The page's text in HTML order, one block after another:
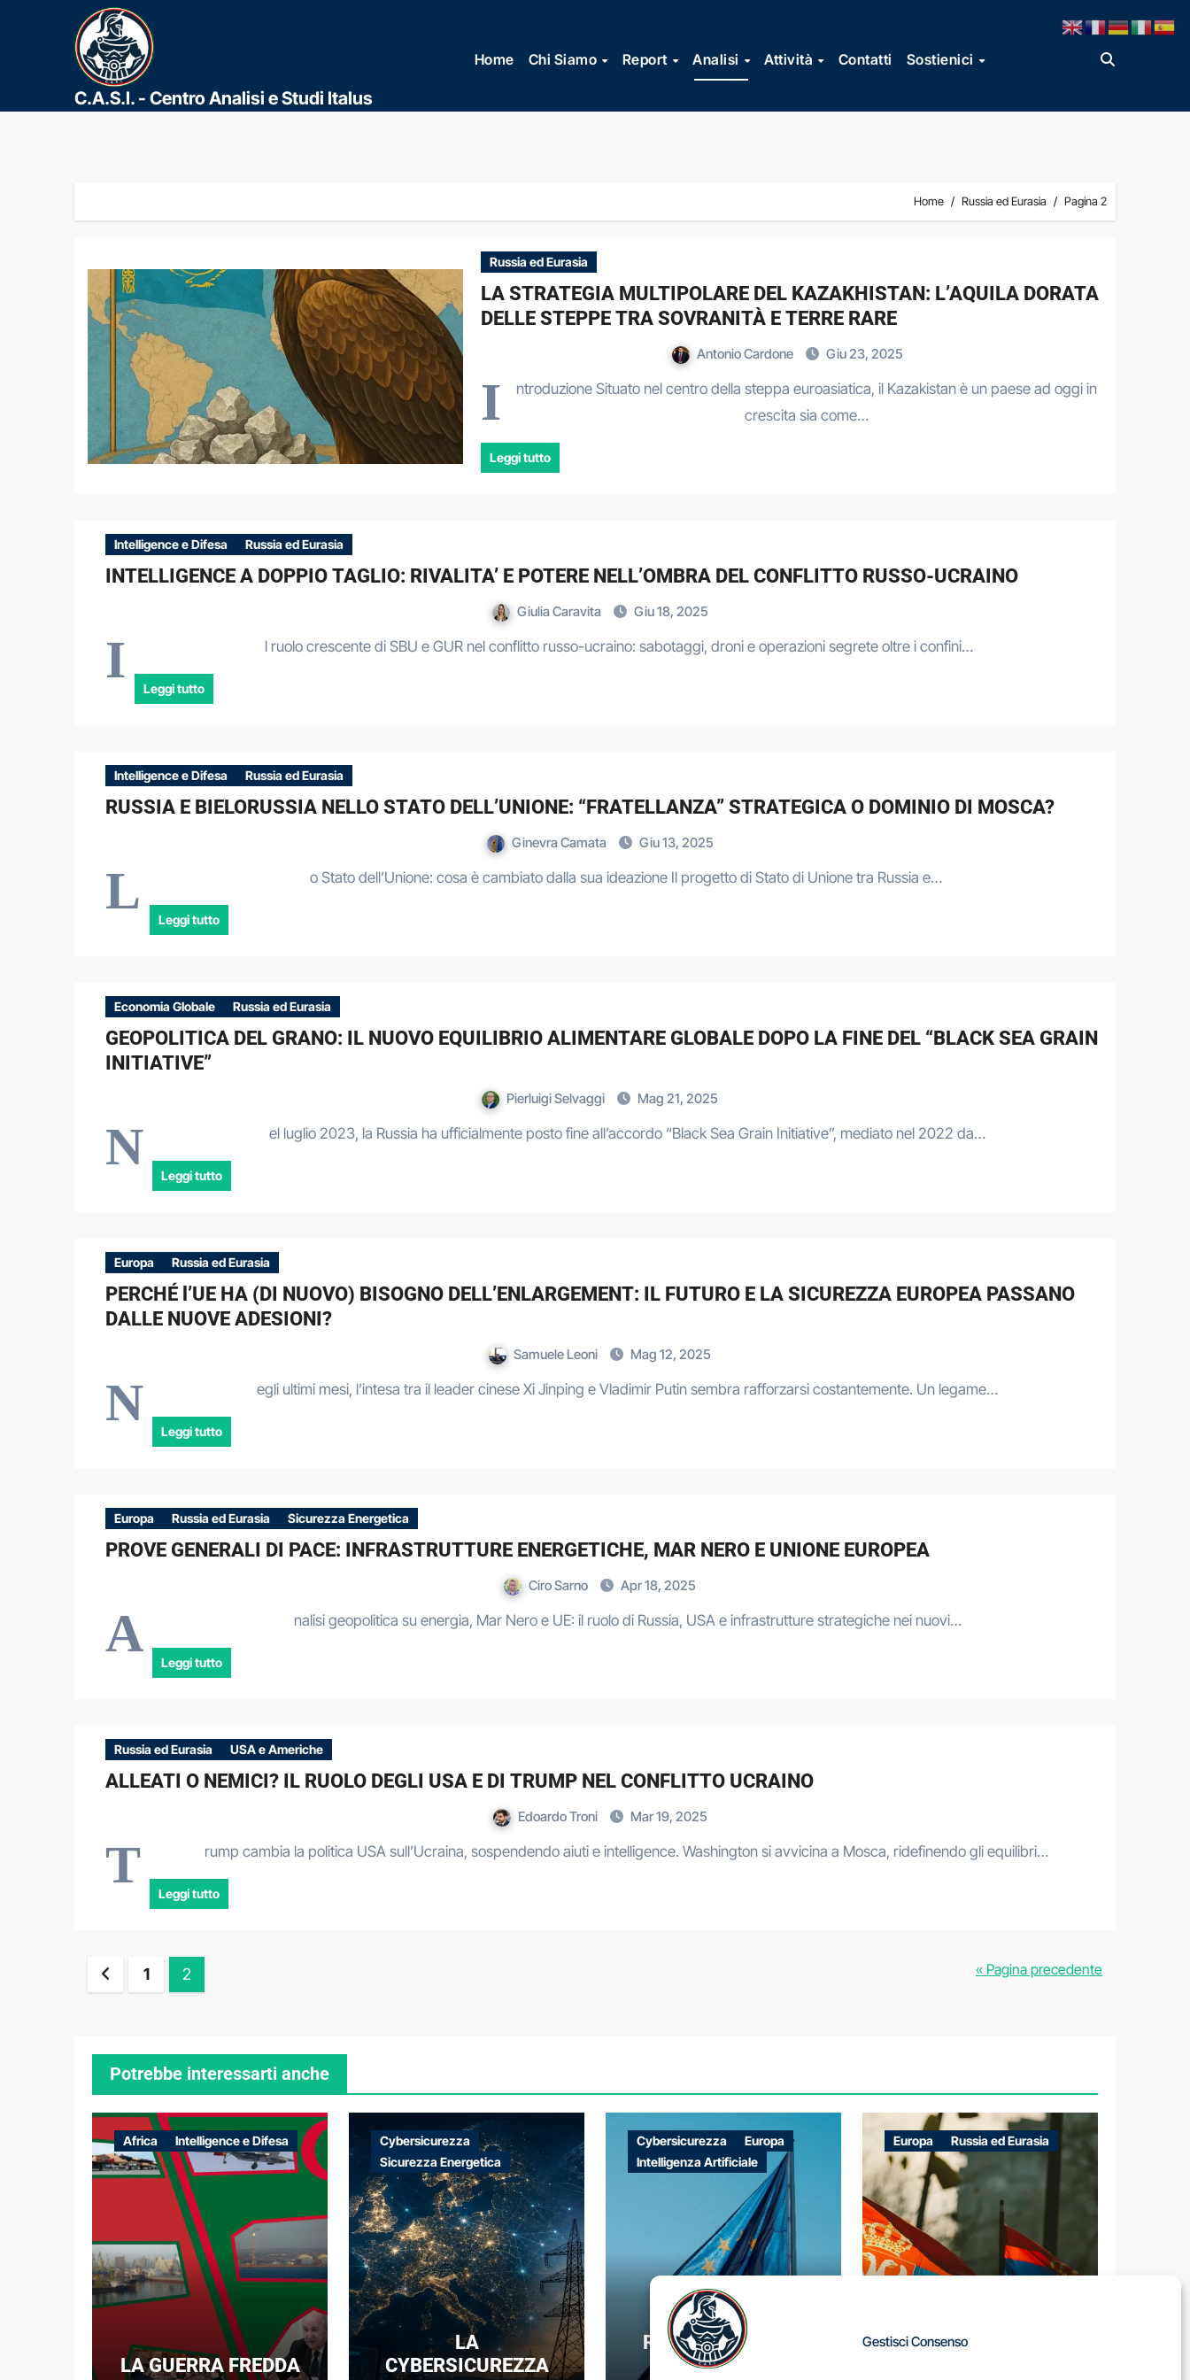
Gestisci Consenso
contenuto
C.A.S.I. - Centro Analisi e Studi Italus
Home Chi Siamo Report Analisi Attività Contatti Sostienici
Home Russia ed Eurasia Pagina 2
Russia ed Eurasia
LA STRATEGIA MULTIPOLARE DEL KAZAKHISTAN: L’AQUILA DORATA
DELLE STEPPE TRA SOVRANITÀ E TERRE RARE
Antonio Cardone Giu 23, 2025
I
ntroduzione Situato nel centro della steppa euroasiatica, il Kazakistan è un paese ad oggi in
crescita sia come…
Leggi tutto
Intelligence e Difesa Russia ed Eurasia
INTELLIGENCE A DOPPIO TAGLIO: RIVALITA’ E POTERE NELL’OMBRA DEL CONFLITTO RUSSO-UCRAINO
Giulia Caravita Giu 18, 2025
I l ruolo crescente di SBU e GUR nel conflitto russo-ucraino: sabotaggi, droni e operazioni segrete oltre i confini…
Leggi tutto
Intelligence e Difesa Russia ed Eurasia
RUSSIA E BIELORUSSIA NELLO STATO DELL’UNIONE: “FRATELLANZA” STRATEGICA O DOMINIO DI MOSCA?
Ginevra Camata Giu 13, 2025
L o Stato dell’Unione: cosa è cambiato dalla sua ideazione Il progetto di Stato di Unione tra Russia e…
Leggi tutto
Economia Globale Russia ed Eurasia
GEOPOLITICA DEL GRANO: IL NUOVO EQUILIBRIO ALIMENTARE GLOBALE DOPO LA FINE DEL “BLACK SEA GRAIN
INITIATIVE”
Pierluigi Selvaggi Mag 21, 2025
N el luglio 2023, la Russia ha ufficialmente posto fine all’accordo “Black Sea Grain Initiative”, mediato nel 2022 da…
Leggi tutto
Europa Russia ed Eurasia
PERCHÉ l’UE HA (DI NUOVO) BISOGNO DELL’ENLARGEMENT: IL FUTURO E LA SICUREZZA EUROPEA PASSANO
DALLE NUOVE ADESIONI?
Samuele Leoni Mag 12, 2025
N egli ultimi mesi, l’intesa tra il leader cinese Xi Jinping e Vladimir Putin sembra rafforzarsi costantemente. Un legame…
Leggi tutto
Europa Russia ed Eurasia Sicurezza Energetica
PROVE GENERALI DI PACE: INFRASTRUTTURE ENERGETICHE, MAR NERO E UNIONE EUROPEA
Ciro Sarno Apr 18, 2025
A nalisi geopolitica su energia, Mar Nero e UE: il ruolo di Russia, USA e infrastrutture strategiche nei nuovi…
Leggi tutto
Russia ed Eurasia USA e Americhe
ALLEATI O NEMICI? IL RUOLO DEGLI USA E DI TRUMP NEL CONFLITTO UCRAINO
Edoardo Troni Mar 19, 2025
T rump cambia la politica USA sull’Ucraina, sospendendo aiuti e intelligence. Washington si avvicina a Mosca, ridefinendo gli equilibri…
Leggi tutto
Paginazione
articoli
1 2 « Pagina precedente
Potrebbe interessarti anche
Africa Intelligence e Difesa
LA GUERRA FREDDA
Cybersicurezza
Sicurezza Energetica
LA
CYBERSICUREZZA
Cybersicurezza
Europa
Intelligenza Artificiale
REGOLARE SENZA
DOMINARE: IL
Europa Russia ed Eurasia